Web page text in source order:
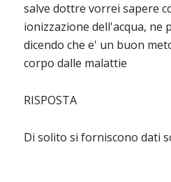
salve dottre vorrei sapere
ionizzazione dell'acqua, ne
dicendo che e' un buon
corpo dalle malattie
RISPOSTA
Di solito si forniscono dati